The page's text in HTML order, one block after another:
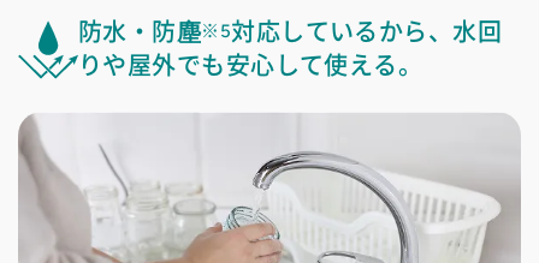
防水・防塵※5対応しているから、水回
りや屋外でも安心して使える。